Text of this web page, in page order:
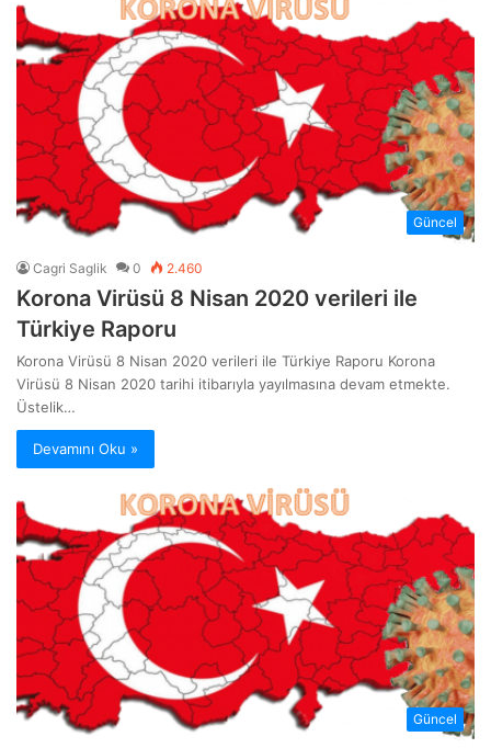
Güncel
Cagri Saglik 0 2.460
Korona Virüsü 8 Nisan 2020 verileri ile
Türkiye Raporu
Korona Virüsü 8 Nisan 2020 verileri ile Türkiye Raporu Korona
Virüsü 8 Nisan 2020 tarihi itibarıyla yayılmasına devam etmekte.
Üstelik…
Devamını Oku »
Güncel